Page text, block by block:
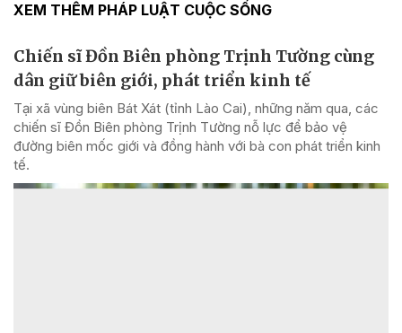
XEM THÊM PHÁP LUẬT CUỘC SỐNG
Chiến sĩ Đồn Biên phòng Trịnh Tường cùng
dân giữ biên giới, phát triển kinh tế
Tại xã vùng biên Bát Xát (tỉnh Lào Cai), những năm qua, các
chiến sĩ Đồn Biên phòng Trịnh Tường nỗ lực để bảo vệ
đường biên mốc giới và đồng hành với bà con phát triển kinh
tế.